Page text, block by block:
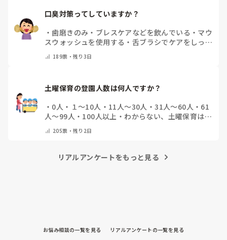
口臭対策ってしていますか？
・歯磨きのみ ・ ブレスケアなどを飲んでいる ・ マウ
スウォッシュを使用する ・ 舌ブラシでケアをしっか
の他(コメントで教えて下さい)
189票・残り3日
土曜保育の登園人数は何人ですか？
・ 0人 ・ １～10人 ・ 11人～30人 ・31人～60人 ・ 61
人～99人 ・ 100人以上 ・ わからない、土曜保育はな
205票・残り2日
リアルアンケートをもっと見る
お悩み相談の一覧を見る リアルアンケートの一覧を見る